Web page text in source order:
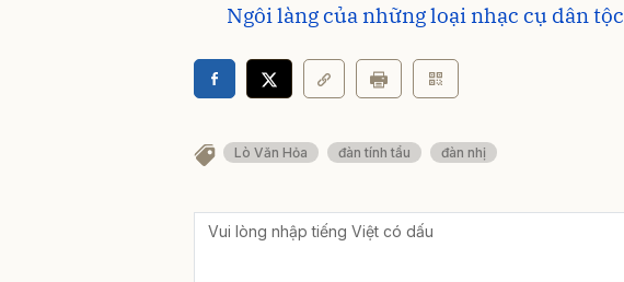
Ngôi làng của những loại nhạc cụ dân tộc
Lò Văn Hỏa đàn tính tẩu đàn nhị